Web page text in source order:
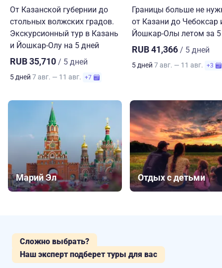
От Казанской губернии до
стольных волжских градов.
Экскурсионный тур в Казань
и Йошкар-Олу на 5 дней
RUB 35,710 / 5 дней
5 дней 7 авг. — 11 авг. +7
Границы больше не
от Казани до Чебоксар
Йошкар-Олы летом за
RUB 41,366 / 5 дней
5 дней 7 авг. — 11 авг. +3
Марий Эл Отдых с детьми
Сложно выбрать?
Наш эксперт подберет туры для вас